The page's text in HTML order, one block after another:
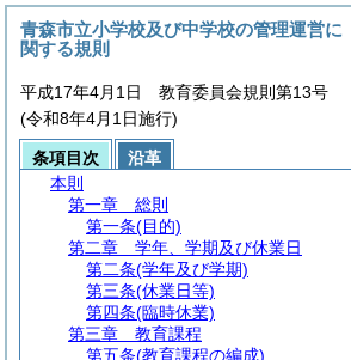
青森市立小学校及び中学校の管理運営に
関する規則
平成17年4月1日 教育委員会規則第13号
(令和8年4月1日施行)
条項目次
沿革
本則
第一章
総則
第一条(目的)
第二章
学年、学期及び休業日
第二条(学年及び学期)
第三条(休業日等)
第四条(臨時休業)
第三章
教育課程
第五条(教育課程の編成)